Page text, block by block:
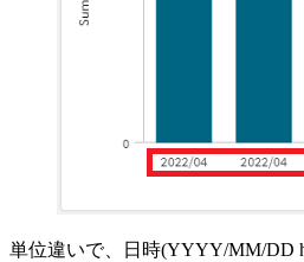
単位違いで、日時(YYYY/MM/DD